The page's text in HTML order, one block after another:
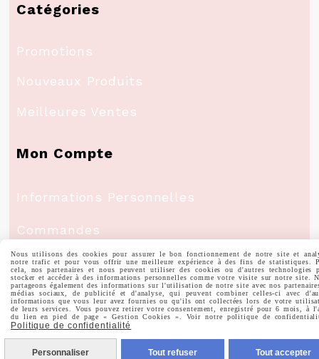
Catégories
Promotions
Nouveaux Produits
Meilleures Ventes
Mon Compte
Informations Personnelles
Commandes
Nous Suivre
 Facebook
Nous utilisons des cookies pour assurer le bon fonctionnement de notre site et
notre trafic et pour vous offrir une meilleure expérience à des fins de statistiques.
cela, nos partenaires et nous peuvent utiliser des cookies ou d'autres technologies
stocker et accéder à des informations personnelles comme votre visite sur notre site.
partageons également des informations sur l'utilisation de notre site avec nos
médias sociaux, de publicité et d'analyse, qui peuvent combiner celles-ci avec
informations que vous leur avez fournies ou qu'ils ont collectées lors de votre
de leurs services. Vous pouvez retirer votre consentement, enregistré pour 6 mois, à
du lien en pied de page « Gestion Cookies ». Voir notre politique de
Politique de confidentialité
Personnaliser Tout refuser Tout accepter